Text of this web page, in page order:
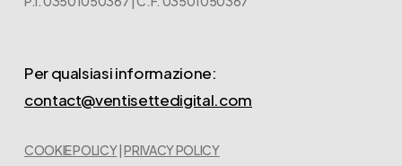
Per qualsiasi informazione:
contact@ventisettedigital.com
COOKIE POLICY|PRIVACY POLICY